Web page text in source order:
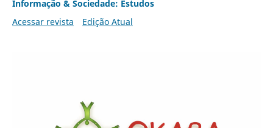
Informação & Sociedade: Estudos
Acessar revista
Edição Atual